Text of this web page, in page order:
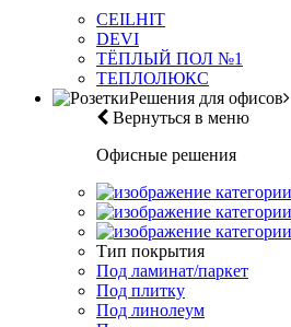
CEILHIT
DEVI
ТЁПЛЫЙ ПОЛ №1
ТЕПЛОЛЮКС
Решения для офисов
Вернуться в меню
Офисные решения
Тип покрытия
Под ламинат/паркет
Под плитку
Под линолеум